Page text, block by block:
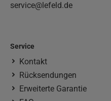
service@lefeld.de
Service
Kontakt
Rücksendungen
Erweiterte Garantie